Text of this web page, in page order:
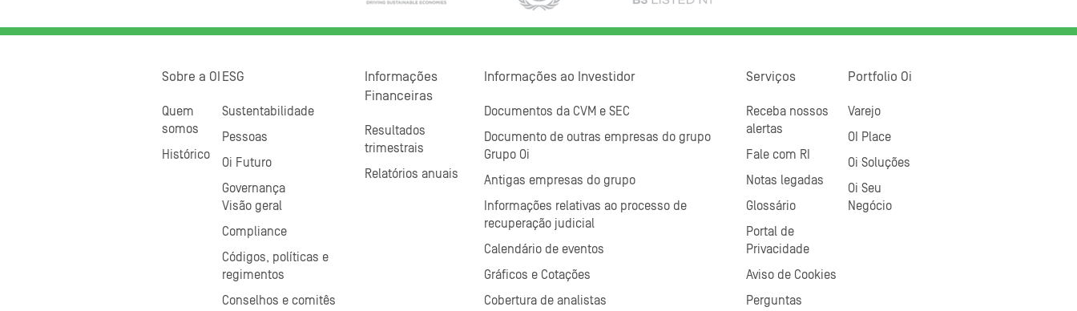
Sobre a OI
Quem
somos
Histórico
ESG
Sustentabilidade
Pessoas
Oi Futuro
Governança
Visão geral
Compliance
Códigos, políticas e
regimentos
Conselhos e comitês
Informações
Financeiras
Resultados
trimestrais
Relatórios anuais
Informações ao Investidor
Documentos da CVM e SEC
Documento de outras empresas do grupo
Grupo Oi
Antigas empresas do grupo
Informações relativas ao processo de
recuperação judicial
Calendário de eventos
Gráficos e Cotações
Cobertura de analistas
Serviços
Receba nossos
alertas
Fale com RI
Notas legadas
Glossário
Portal de
Privacidade
Aviso de Cookies
Perguntas
Portfolio Oi
Varejo
OI Place
Oi Soluções
Oi Seu
Negócio